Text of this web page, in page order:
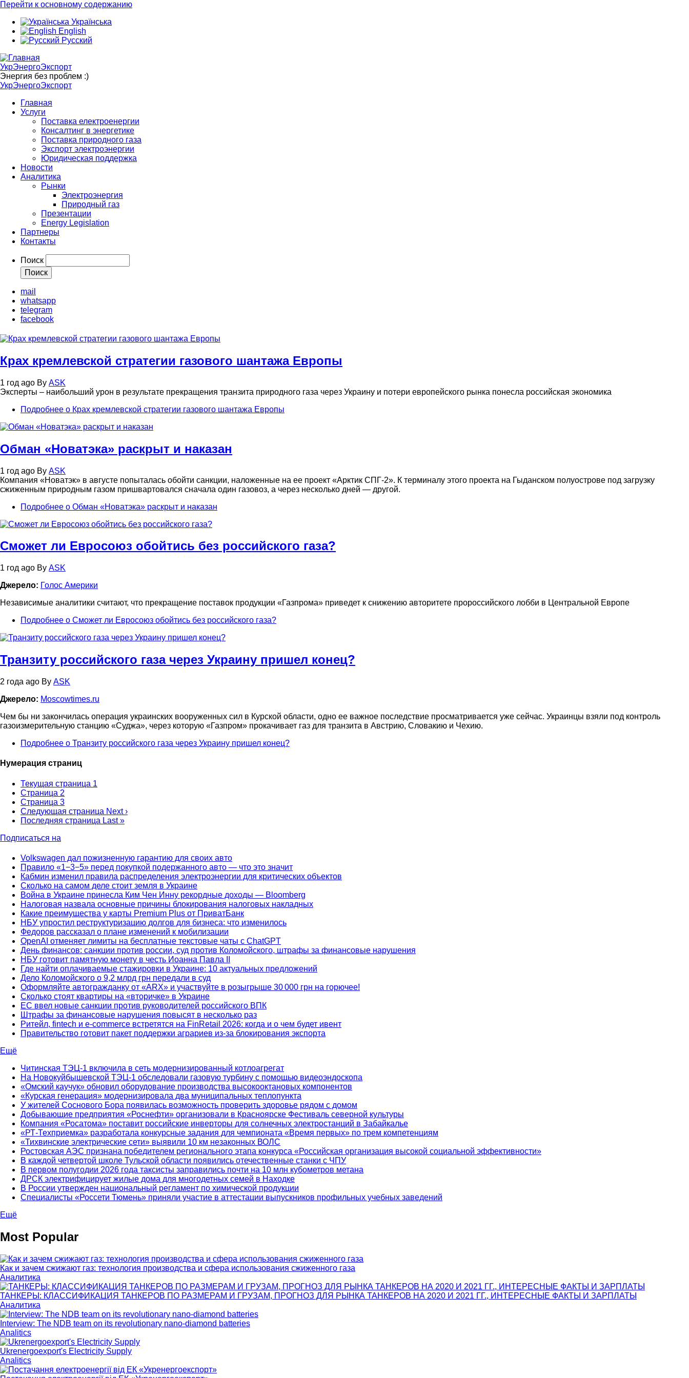
Перейти к основному содержанию
Українська
English
Русский
УкрЭнергоЭкспорт
Энергия без проблем :)
УкрЭнергоЭкспорт
Главная
Услуги
Поставка електроенергии
Консалтинг в энергетике
Поставка природного газа
Экспорт электроэнергии
Юридическая поддержка
Новости
Аналитика
Рынки
Электроэнергия
Природный газ
Презентации
Energy Legislation
Партнеры
Контакты
Поиск
mail
whatsapp
telegram
facebook
Крах кремлевской стратегии газового шантажа Европы
1 год ago By ASK
Эксперты – наибольший урон в результате прекращения транзита природного газа через Украину и потери европейского рынка понесла российская экономика
Подробнее о Крах кремлевской стратегии газового шантажа Европы
Обман «Новатэка» раскрыт и наказан
1 год ago By ASK
Компания «Новатэк» в августе попыталась обойти санкции, наложенные на ее проект «Арктик СПГ-2». К терминалу этого проекта на Гыданском полуострове под загрузку
сжиженным природным газом пришвартовался сначала один газовоз, а через несколько дней — другой.
Подробнее о Обман «Новатэка» раскрыт и наказан
Сможет ли Евросоюз обойтись без российского газа?
1 год ago By ASK
Джерело: Голос Америки
Независимые аналитики считают, что прекращение поставок продукции «Газпрома» приведет к снижению авторитете пророссийского лобби в Центральной Европе
Подробнее о Сможет ли Евросоюз обойтись без российского газа?
Транзиту российского газа через Украину пришел конец?
2 года ago By ASK
Джерело: Moscowtimes.ru
Чем бы ни закончилась операция украинских вооруженных сил в Курской области, одно ее важное последствие просматривается уже сейчас. Украинцы взяли под контроль
газоизмерительную станцию «Суджа», через которую «Газпром» прокачивает газ для транзита в Австрию, Словакию и Чехию.
Подробнее о Транзиту российского газа через Украину пришел конец?
Нумерация страниц
Текущая страница 1
Страница 2
Страница 3
Следующая страница Next ›
Последняя страница Last »
Подписаться на
Volkswagen дал пожизненную гарантию для своих авто
Правило «1−3−5» перед покупкой подержанного авто — что это значит
Кабмин изменил правила распределения электроэнергии для критических объектов
Сколько на самом деле стоит земля в Украине
Война в Украине принесла Ким Чен Инну рекордные доходы — Bloomberg
Налоговая назвала основные причины блокирования налоговых накладных
Какие преимущества у карты Premium Plus от ПриватБанк
НБУ упростил реструктуризацию долгов для бизнеса: что изменилось
Федоров рассказал о плане изменений к мобилизации
OpenAI отменяет лимиты на бесплатные текстовые чаты с ChatGPT
День финансов: санкции против россии, суд против Коломойского, штрафы за финансовые нарушения
НБУ готовит памятную монету в честь Иоанна Павла II
Где найти оплачиваемые стажировки в Украине: 10 актуальных предложений
Дело Коломойского о 9,2 млрд грн передали в суд
Оформляйте автогражданку от «ARX» и участвуйте в розыгрыше 30 000 грн на горючее!
Сколько стоят квартиры на «вторичке» в Украине
ЕС ввел новые санкции против руководителей российского ВПК
Штрафы за финансовые нарушения повысят в несколько раз
Ритейл, fintech и e-commerce встретятся на FinRetail 2026: когда и о чем будет ивент
Правительство готовит пакет поддержки аграриев из-за блокирования экспорта
Ещё
Читинская ТЭЦ-1 включила в сеть модернизированный котлоагрегат
На Новокуйбышевской ТЭЦ-1 обследовали газовую турбину с помощью видеоэндоскопа
«Омский каучук» обновил оборудование производства высокооктановых компонентов
«Курская генерация» модернизировала два муниципальных теплопункта
У жителей Соснового Бора появилась возможность проверить здоровье рядом с домом
Добывающие предприятия «Роснефти» организовали в Красноярске Фестиваль северной культуры
Компания «Росатома» поставит российские инверторы для солнечных электростанций в Забайкалье
«РТ-Техприемка» разработала конкурсные задания для чемпионата «Время первых» по трем компетенциям
«Тихвинские электрические сети» выявили 10 км незаконных ВОЛС
Ростовская АЭС признана победителем регионального этапа конкурса «Российская организация высокой социальной эффективности»
В каждой четвертой школе Тульской области появились отечественные станки с ЧПУ
В первом полугодии 2026 года таксисты заправились почти на 10 млн кубометров метана
ДРСК электрифицирует жилые дома для многодетных семей в Находке
В России утвержден национальный регламент по химической продукции
Специалисты «Россети Тюмень» приняли участие в аттестации выпускников профильных учебных заведений
Ещё
Most Popular
Как и зачем сжижают газ: технология производства и сфера использования сжиженного газа
Аналитика
ТАНКЕРЫ: КЛАССИФИКАЦИЯ ТАНКЕРОВ ПО РАЗМЕРАМ И ГРУЗАМ, ПРОГНОЗ ДЛЯ РЫНКА ТАНКЕРОВ НА 2020 И 2021 ГГ., ИНТЕРЕСНЫЕ ФАКТЫ И ЗАРПЛАТЫ
Аналитика
Interview: The NDB team on its revolutionary nano-diamond batteries
Analitics
Ukrenergoexport's Electricity Supply
Analitics